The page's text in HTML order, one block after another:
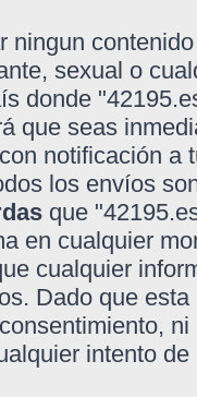
ningun
sexual o
donde
que seas
notificación a
los envíos
que
en cualquier
cualquier
Dado que
intento